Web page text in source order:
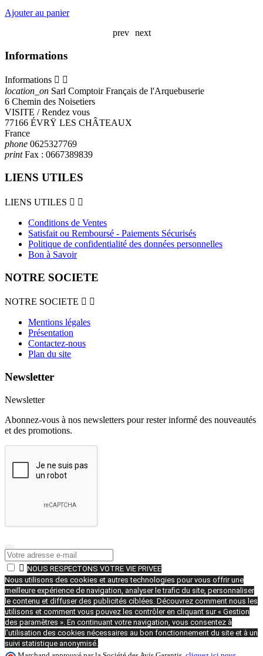
Ajouter au panier
prev next
Informations
Informations  
location_on Sarl Comptoir Français de l'Arquebuserie
6 Chemin des Noisetiers
VISITE / Rendez vous
77166 ÉVRŸ LES CHÂTEAUX
France
phone 0625327769
printFax : 0667389839
LIENS UTILES
LIENS UTILES  
Conditions de Ventes
Satisfait ou Remboursé - Paiements Sécurisés
Politique de confidentialité des données personnelles
Bon à Savoir
NOTRE SOCIETE
NOTRE SOCIETE  
Mentions légales
Présentation
Contactez-nous
Plan du site
Newsletter
Newsletter
Abonnez-vous à nos newsletters pour rester informé des nouveautés
et des promotions.
 NOUS RESPECTONS VOTRE VIE PRIVEE
Nous utilisons des cookies et autres technologies pour vous offrir une
meilleure expérience de navigation, analyser le trafic du site, personnaliser
le contenu et diffuser des publicités ciblées. Découvrez comment nous les
utilisons et comment vous pouvez les contrôler en cliquant sur « Gestion
des paramètres ». En continuant votre navigation, vous consentez à
l’utilisation des cookies nécessaires au bon fonctionnement du site et à un
suivi statistique anonymisé.